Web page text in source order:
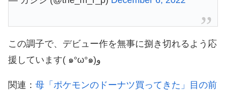
この調子で、デビュー作を無事に捌き切れるよう応
援しています( ๑°ω°๑)و
関連： 母「ポケモンのドーナツ買ってきた」目の前